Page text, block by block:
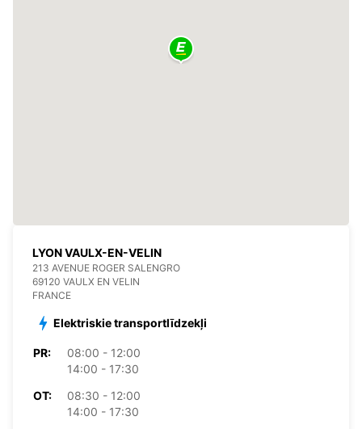
LYON VAULX-EN-VELIN
213 AVENUE ROGER SALENGRO
69120 VAULX EN VELIN
FRANCE
Elektriskie transportlīdzekļi
PR:
08:00 - 12:00
14:00 - 17:30
OT:
08:30 - 12:00
14:00 - 17:30